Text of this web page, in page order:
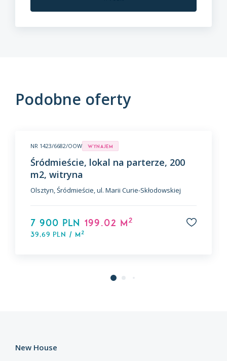
Podobne oferty
NR 1423/6682/OOW Wynajem
Śródmieście, lokal na parterze, 200
m2, witryna
Olsztyn, Śródmieście, ul. Marii Curie-Skłodowskiej
7 900 PLN
39,69 PLN / m2
199.02 m2
New House